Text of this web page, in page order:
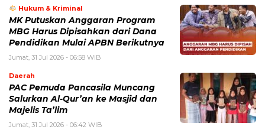
Hukum & Kriminal
MK Putuskan Anggaran Program
MBG Harus Dipisahkan dari Dana
Pendidikan Mulai APBN Berikutnya
Jumat, 31 Jul 2026 - 06:58 WIB
Daerah
PAC Pemuda Pancasila Muncang
Salurkan Al-Qur’an ke Masjid dan
Majelis Ta’lim
Jumat, 31 Jul 2026 - 06:42 WIB